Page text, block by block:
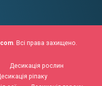
. Всі права захищено.
Десикація рослин
ріпаку